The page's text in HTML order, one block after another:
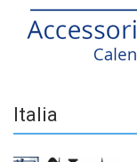
Italia